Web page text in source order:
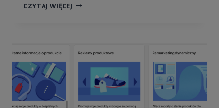
CZYTAJ WIĘCEJ POMIAR
ANALYTICS